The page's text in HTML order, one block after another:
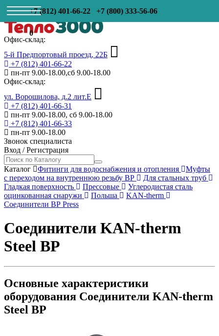
+7 (812) 401-66-22 +7 (800) 333-56-06
0
Офис-склад:
5-й Предпортовый проезд, 22Б
+7 (812) 401-66-22
пн-пт 9.00-18.00,сб 9.00-18.00
Офис-склад:
ул. Ворошилова, д.2 лит.Е
+7 (812) 401-66-31
пн-пт 9.00-18.00, сб 9.00-18.00
+7 (812) 401-66-33
пн-пт 9.00-18.00
Звонок специалиста
Вход /Регистрация
Каталог Фитинги для водоснабжения и отопления
Муфты
с переходом на внутреннюю резьбу ВР
Для стальных труб
Гладкая поверхность
Прессовые
Углеродистая сталь
оцинкованная снаружи
Польша
KAN-therm
Соединители ВР Press
Соединители KAN-therm
Steel ВР
Основные характеристики
оборудования Соединители KAN-therm
Steel ВР